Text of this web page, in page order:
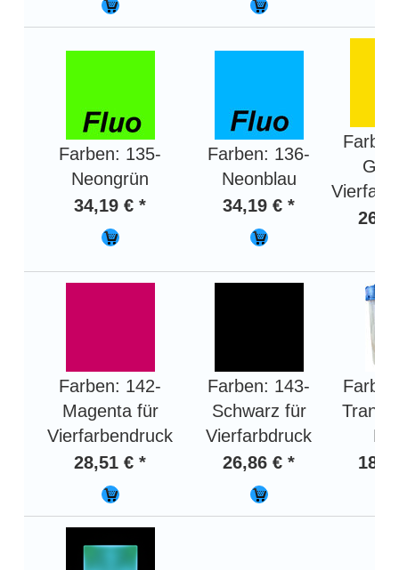
Farben: 135-
Neongrün
34,19 € *
Farben: 136-
Neonblau
34,19 € *
Farben: 142-
Magenta für
Vierfarbendruck
28,51 € *
Farben: 143-
Schwarz für
Vierfarbdruck
26,86 € *